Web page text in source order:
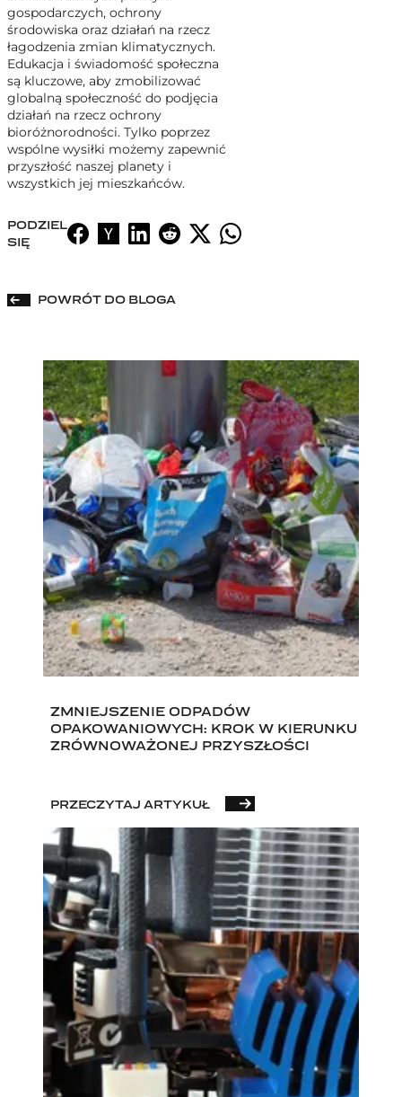
gospodarczych, ochrony
środowiska oraz działań na rzecz
łagodzenia zmian klimatycznych.
Edukacja i świadomość społeczna
są kluczowe, aby zmobilizować
globalną społeczność do podjęcia
działań na rzecz ochrony
bioróżnorodności. Tylko poprzez
wspólne wysiłki możemy zapewnić
przyszłość naszej planety i
wszystkich jej mieszkańców.
PODZIEL
SIĘ
POWRÓT DO BLOGA
ZMNIEJSZENIE ODPADÓW
OPAKOWANIOWYCH: KROK W KIERUNKU
ZRÓWNOWAŻONEJ PRZYSZŁOŚCI
PRZECZYTAJ ARTYKUŁ